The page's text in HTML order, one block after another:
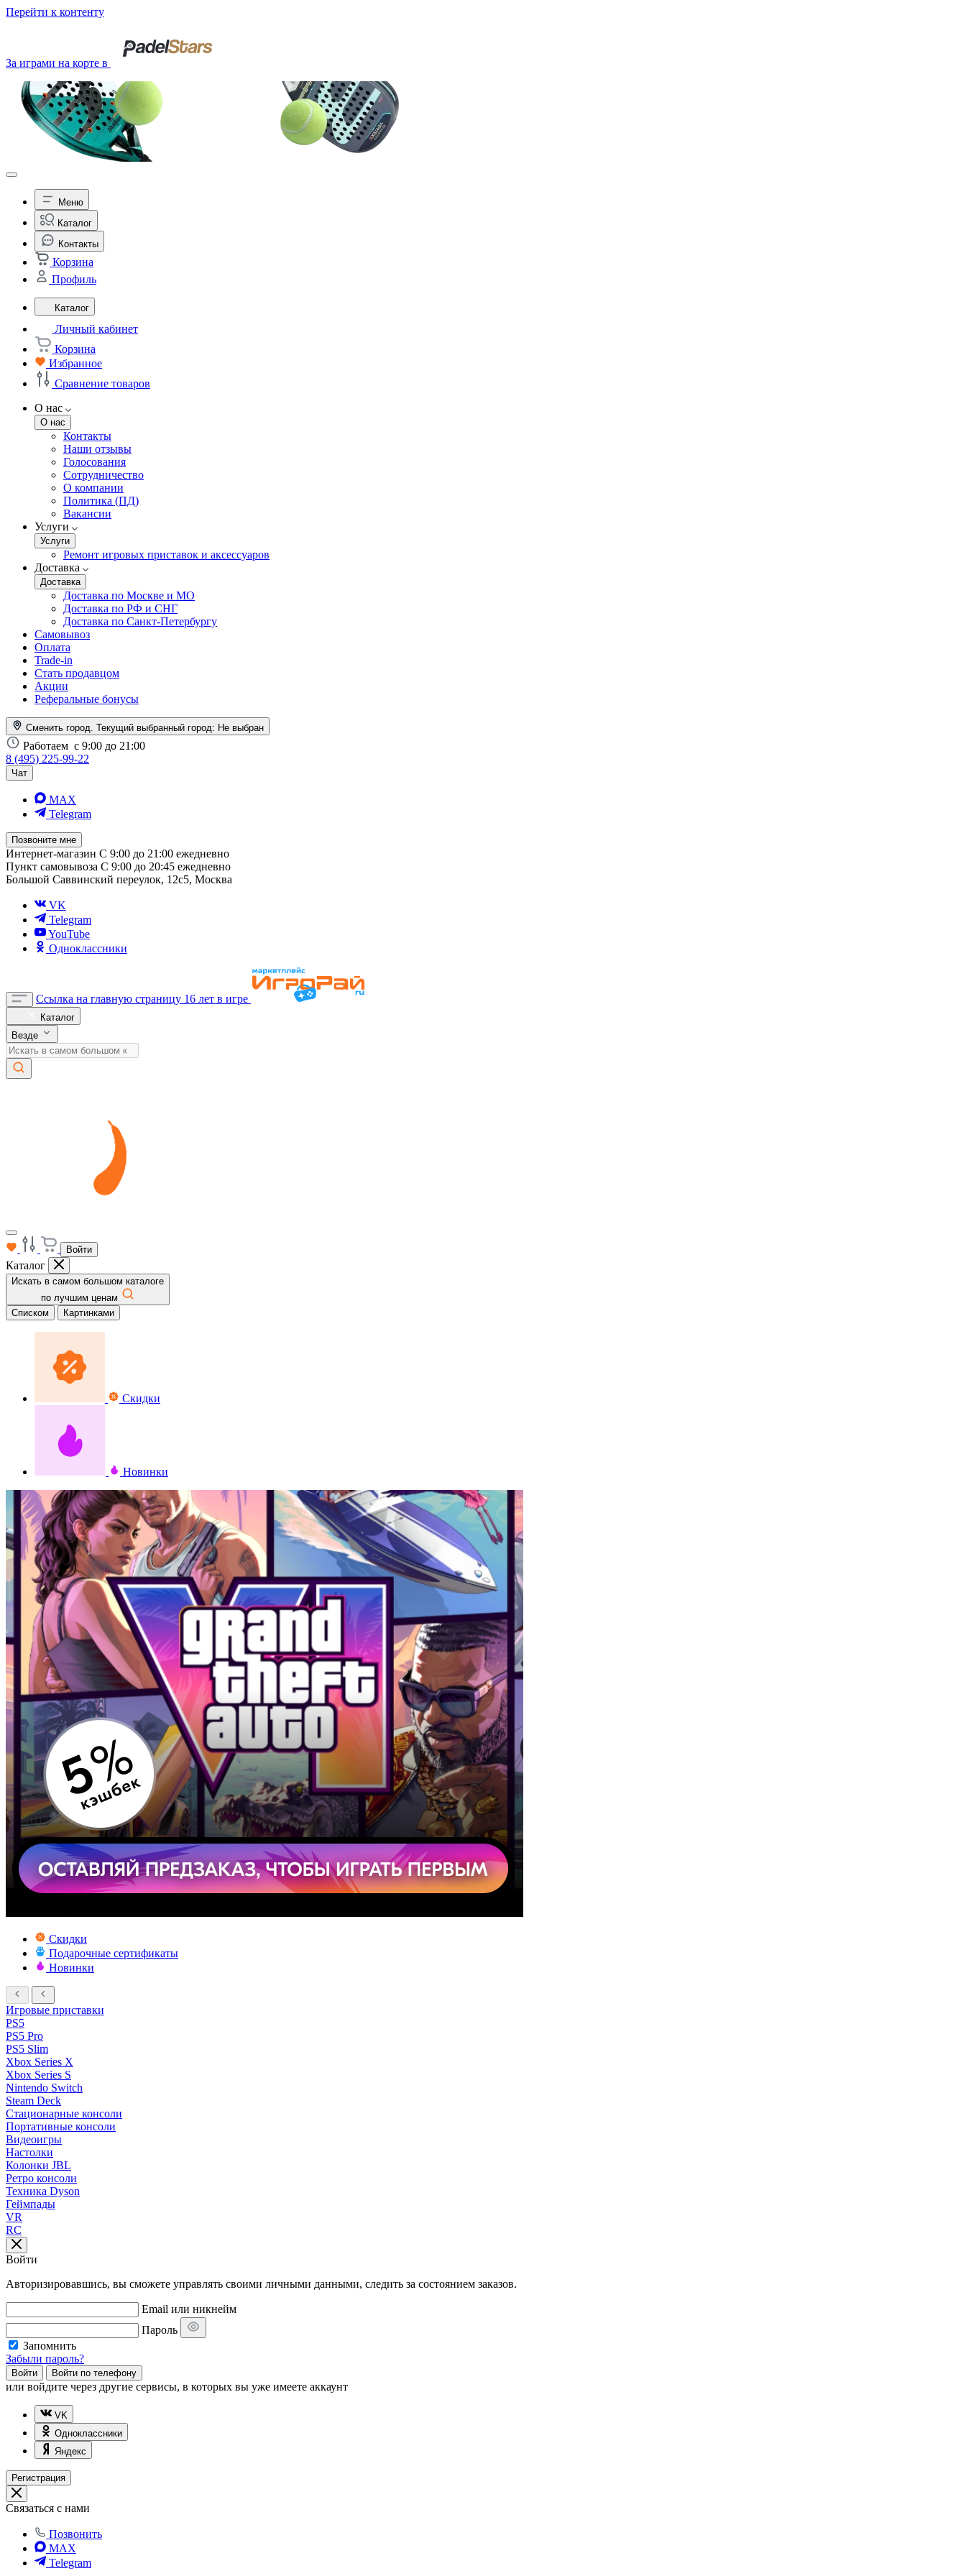
Перейти к контенту
За играми на корте в
Меню
Каталог
Контакты
Корзина
Профиль
Каталог
Личный кабинет
Корзина
Избранное
Сравнение товаров
О нас
О нас
Контакты
Наши отзывы
Голосования
Сотрудничество
О компании
Политика (ПД)
Вакансии
Услуги
Услуги
Ремонт игровых приставок и аксессуаров
Доставка
Доставка
Доставка по Москве и МО
Доставка по РФ и СНГ
Доставка по Санкт-Петербургу
Самовывоз
Оплата
Trade-in
Стать продавцом
Акции
Реферальные бонусы
Сменить город. Текущий выбранный город: Не выбран
Работаем с 9:00 до 21:00
8 (495) 225-99-22
Чат
MAX
Telegram
Позвоните мне
Интернет-магазин С 9:00 до 21:00 ежедневно
Пункт самовывоза С 9:00 до 20:45 ежедневно
Большой Саввинский переулок, 12с5, Москва
VK
Telegram
YouTube
Одноклассники
Ссылка на главную страницу 16 лет в игре
Каталог
Везде
Войти
Каталог
Искать в самом большом каталоге
по лучшим ценам
Списком
Картинками
Скидки
Новинки
Скидки
Подарочные сертификаты
Новинки
Игровые приставки
PS5
PS5 Pro
PS5 Slim
Xbox Series X
Xbox Series S
Nintendo Switch
Steam Deck
Стационарные консоли
Портативные консоли
Видеоигры
Настолки
Колонки JBL
Ретро консоли
Техника Dyson
Геймпады
VR
RC
Войти
Авторизировавшись, вы сможете управлять своими личными данными, следить за состоянием заказов.
Email или никнейм
Пароль
Запомнить
Забыли пароль?
Войти Войти по телефону
или войдите через другие сервисы, в которых вы уже имеете аккаунт
VK
Одноклассники
Яндекс
Регистрация
Связаться с нами
Позвонить
MAX
Telegram